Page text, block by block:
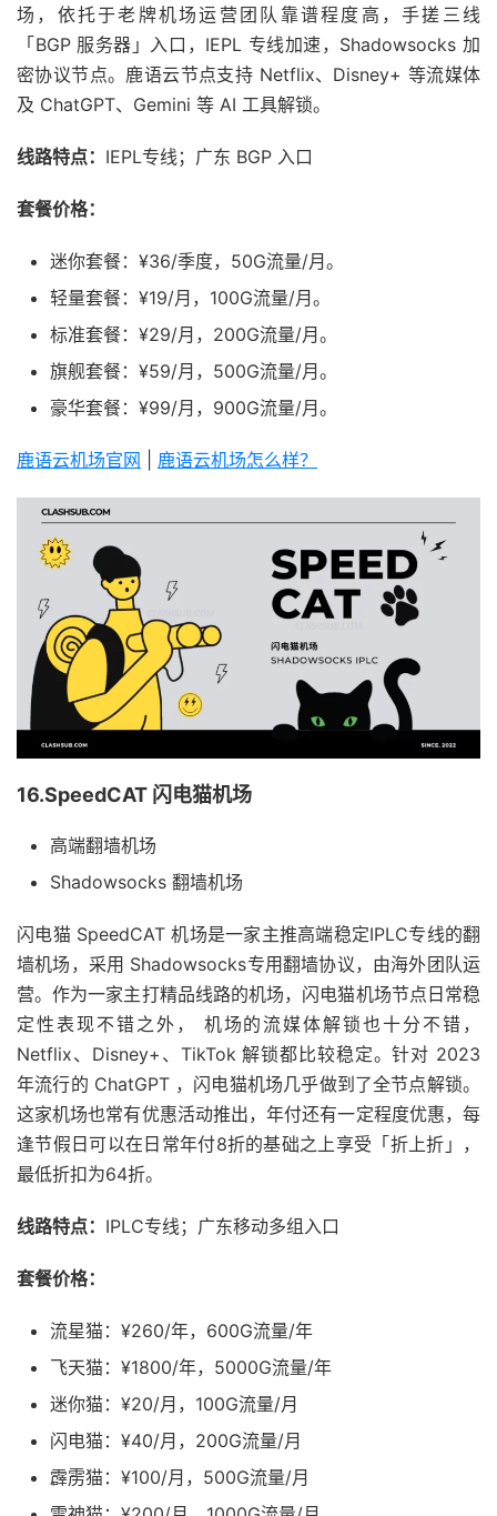
场，依托于老牌机场运营团队靠谱程度高，手搓三线
「BGP 服务器」入口，IEPL 专线加速，Shadowsocks 加
密协议节点。鹿语云节点支持 Netflix、Disney+ 等流媒体
及 ChatGPT、Gemini 等 AI 工具解锁。
线路特点： IEPL专线；广东 BGP 入口
套餐价格：
迷你套餐：¥36/季度，50G流量/月。
轻量套餐：¥19/月，100G流量/月。
标准套餐：¥29/月，200G流量/月。
旗舰套餐：¥59/月，500G流量/月。
豪华套餐：¥99/月，900G流量/月。
鹿语云机场官网 鹿语云机场怎么样？
16.SpeedCAT 闪电猫机场
高端翻墙机场
Shadowsocks 翻墙机场
闪电猫 SpeedCAT 机场是一家主推高端稳定IPLC专线的翻
墙机场，采用 Shadowsocks专用翻墙协议，由海外团队运
营。作为一家主打精品线路的机场，闪电猫机场节点日常稳
定性表现不错之外， 机场的流媒体解锁也十分不错，
Netflix、Disney+、TikTok 解锁都比较稳定。针对 2023
年流行的 ChatGPT ，闪电猫机场几乎做到了全节点解锁。
这家机场也常有优惠活动推出，年付还有一定程度优惠，每
逢节假日可以在日常年付8折的基础之上享受「折上折」，
最低折扣为64折。
线路特点： IPLC专线；广东移动多组入口
套餐价格：
流星猫：¥260/年，600G流量/年
飞天猫：¥1800/年，5000G流量/年
迷你猫：¥20/月，100G流量/月
闪电猫：¥40/月，200G流量/月
霹雳猫：¥100/月，500G流量/月